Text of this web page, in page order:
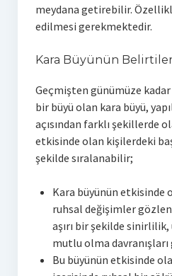
meydana getirebilir.
edilmesi gerekmektedir.
Kara Büyünün
Geçmişten günümüze
bir büyü olan kara büyü,
açısından farklı şekillerde
etkisinde olan kişilerdeki
şekilde sıralanabilir;
Kara büyünün etkisinde
ruhsal değişimler
aşırı bir şekilde sinirlilik,
mutlu olma
Bu büyünün etkisinde